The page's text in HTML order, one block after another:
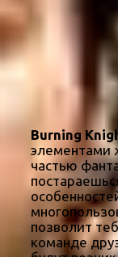
Burning
элементами
частью
позволит
команде